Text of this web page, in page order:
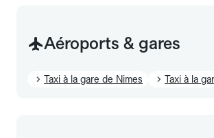
Aéroports & gares
Taxi à la gare de Nimes Taxi à la